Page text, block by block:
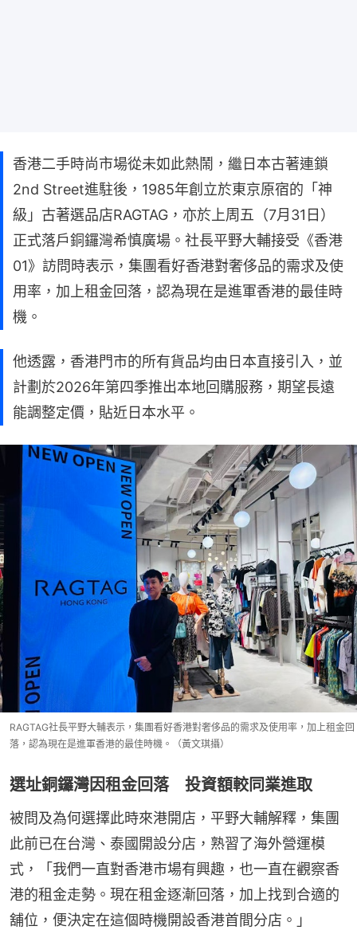
香港二手時尚市場從未如此熱鬧，繼日本古著連鎖
2nd Street進駐後，1985年創立於東京原宿的「神
級」古著選品店RAGTAG，亦於上周五（7月31日）
正式落戶銅鑼灣希慎廣場。社長平野大輔接受《香港
01》訪問時表示，集團看好香港對奢侈品的需求及使
用率，加上租金回落，認為現在是進軍香港的最佳時
機。
他透露，香港門市的所有貨品均由日本直接引入，並
計劃於2026年第四季推出本地回購服務，期望長遠
能調整定價，貼近日本水平。
RAGTAG社長平野大輔表示，集團看好香港對奢侈品的需求及使用率，加上租金回
落，認為現在是進軍香港的最佳時機。（黃文琪攝）
選址銅鑼灣因租金回落 投資額較同業進取
被問及為何選擇此時來港開店，平野大輔解釋，集團
此前已在台灣、泰國開設分店，熟習了海外營運模
式，「我們一直對香港市場有興趣，也一直在觀察香
港的租金走勢。現在租金逐漸回落，加上找到合適的
舖位，便決定在這個時機開設香港首間分店。」